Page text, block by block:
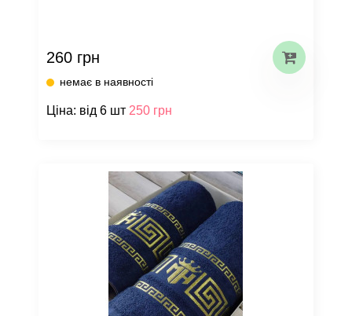
260 грн
немає в наявності
Ціна: від 6 шт 250 грн